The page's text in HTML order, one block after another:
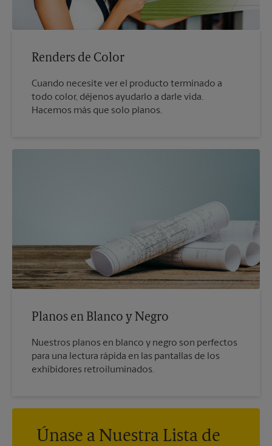
Renders de Color
Cuando necesite ver el producto terminado a
todo color, déjenos ayudarlo a darle vida.
Hacemos más que solo planos.
Planos en Blanco y Negro
Nuestros planos en blanco y negro son perfectos
para una lectura rápida en las pantallas de los
exhibidores retroiluminados.
Únase a Nuestra Lista de